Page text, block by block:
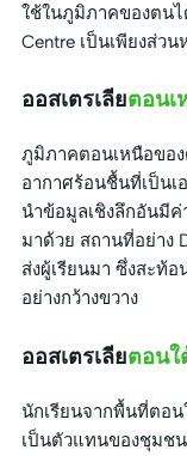
ใช้ในภูมิภาคของตนไ
Centre เป็นเพียงส่ว
ออสเตรเลียตอนเ
ภูมิภาคตอนเหนือขอ
อากาศร้อนชื้นที่เป็นเ
นำข้อมูลเชิงลึกอันมีค่
มาด้วย สถานที่อย่าง
ส่งผู้เรียนมา ซึ่งสะท้
อย่างกว้างขวาง
ออสเตรเลียตอนใ
นักเรียนจากพื้นที่ตอน
เป็นตัวแทนของชุมช